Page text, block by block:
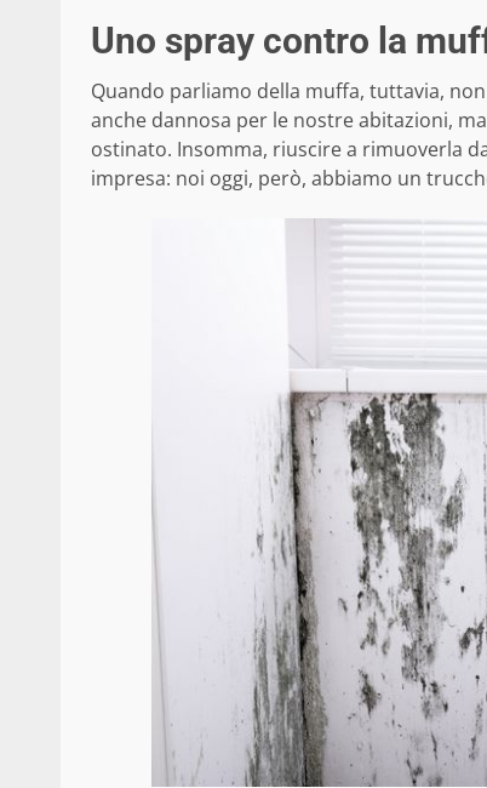
Uno spray contro la
Quando parliamo della muffa, tuttavia,
anche dannosa per le nostre abitazioni,
ostinato. Insomma, riuscire a rimuoverla
impresa: noi oggi, però, abbiamo un